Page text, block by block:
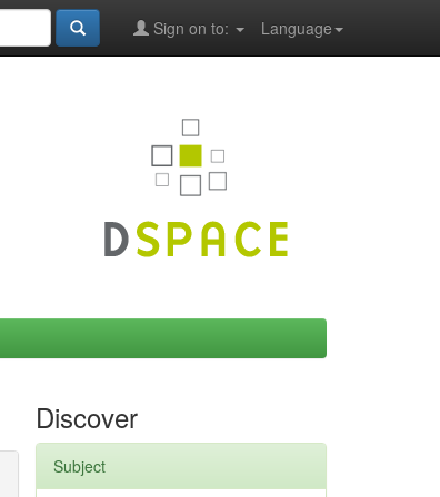
Language
Sign on to:
Discover
Subject